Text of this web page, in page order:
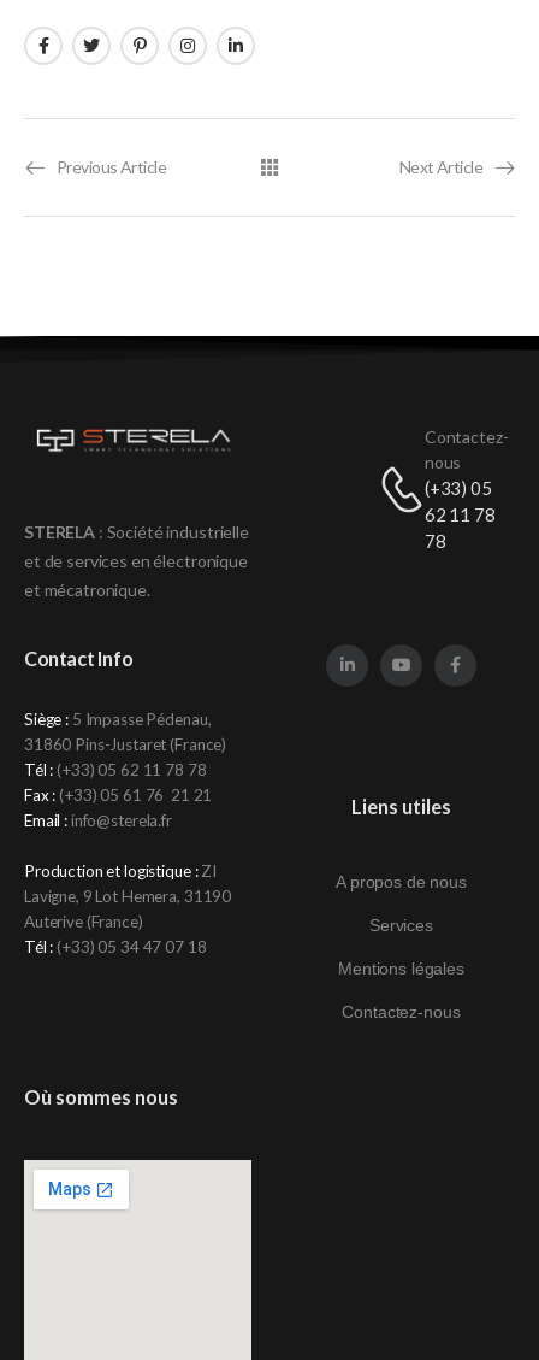
Previous Article Next Article
STERELA : Société industrielle
et de services en électronique
et mécatronique.
Contact Info
Siège : 5 Impasse Pédenau,
31860 Pins-Justaret (France)
Tél : (+33) 05 62 11 78 78
Fax : (+33) 05 61 76 21 21
Email : info@sterela.fr
Production et logistique :ZI
Lavigne, 9 Lot Hemera, 31190
Auterive (France)
Tél : (+33) 05 34 47 07 18
Contactez-
nous
(+33) 05
62 11 78
78
Liens utiles
A propos de nous
Services
Mentions légales
Contactez-nous
Où sommes nous